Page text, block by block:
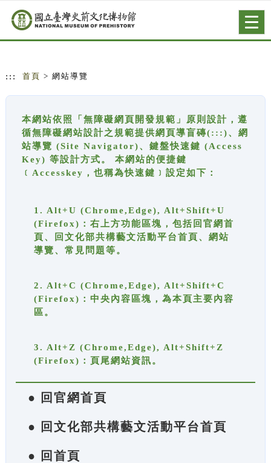
跳到主要內容
網站導覽
::: 首頁 > 網站導覽
本網站依照「無障礙網頁開發規範」原則設計，遵
循無障礙網站設計之規範提供網頁導盲磚(:::)、網
站導覽 (Site Navigator)、鍵盤快速鍵 (Access
Key) 等設計方式。 本網站的便捷鍵
﹝Accesskey，也稱為快速鍵﹞設定如下：
1. Alt+U (Chrome,Edge), Alt+Shift+U
(Firefox)：右上方功能區塊，包括回官網首
頁、回文化部共構藝文活動平台首頁、網站
導覽、常見問題等。
2. Alt+C (Chrome,Edge), Alt+Shift+C
(Firefox)：中央內容區塊，為本頁主要內容
區。
3. Alt+Z (Chrome,Edge), Alt+Shift+Z
(Firefox)：頁尾網站資訊。
● 回官網首頁
● 回文化部共構藝文活動平台首頁
● 回首頁